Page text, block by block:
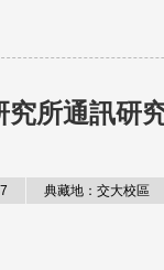
究所通訊研
典藏地：交大校區